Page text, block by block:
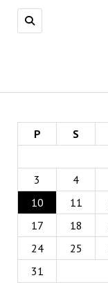
P S
3
4
10
11
17
18
24
25
31